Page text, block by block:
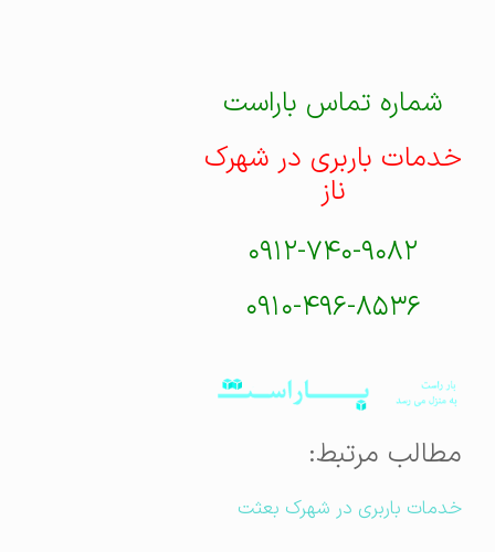
شماره تماس باراست
خدمات باربری در شهرک
۰۹۱۲-۷۴۰-۹۰۸۲
۰۹۱۰-۴۹۶-۸۵۳۶
مطالب مرتبط:
خدمات باربری در شهرک بعثت